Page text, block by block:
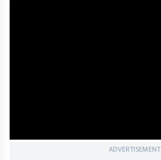
ADVERTISEMENT